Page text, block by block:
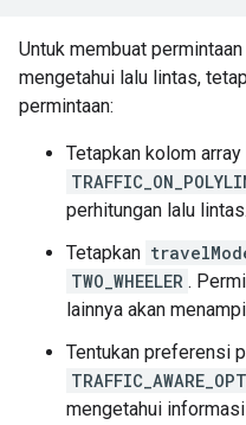
Untuk membuat
mengetahui lalu lintas,
permintaan:
Tetapkan kolom array
perhitungan lalu lintas.
Tetapkan
TWO_WHEELER .
lainnya akan
Tentukan preferensi
mengetahui